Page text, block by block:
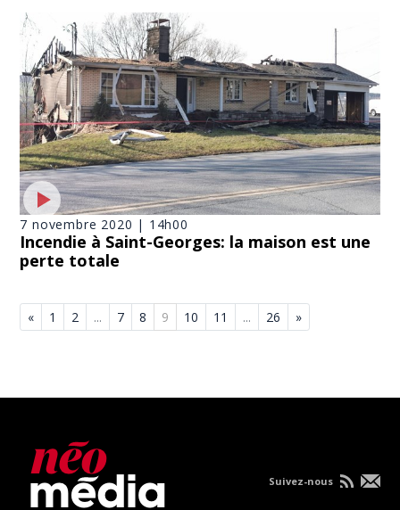
7 novembre 2020 | 14h00
Incendie à Saint-Georges: la maison est une
perte totale
« 1 2 ... 7 8 9 10 11 ... 26 »
Suivez-nous